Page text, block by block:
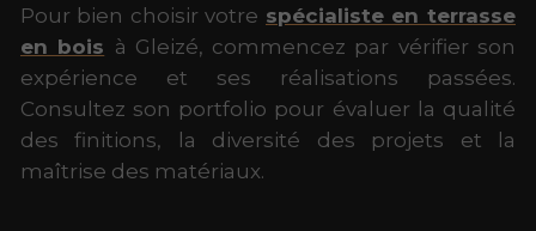
Pour bien choisir votre spécialiste en terrasse
en bois à Gleizé, commencez par vérifier son
expérience et ses réalisations passées.
Consultez son portfolio pour évaluer la qualité
des finitions, la diversité des projets et la
maîtrise des matériaux.